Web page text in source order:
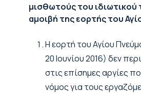
μισθωτούς του ιδιωτικού
αμοιβή της εορτής του
Η εορτή του Αγίου
20 Ιουνίου 2016) δεν
στις επίσημες αργίες
νόμος για τους